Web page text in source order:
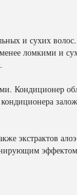
и сухих
ломкими и
Кондиционер
экстрактов